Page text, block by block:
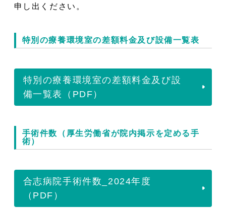
申し出ください。
特別の療養環境室の差額料金及び設備一覧表
特別の療養環境室の差額料金及び設
備一覧表（PDF）
手術件数（厚生労働省が院内掲示を定める手
術）
合志病院手術件数_2024年度
（PDF）